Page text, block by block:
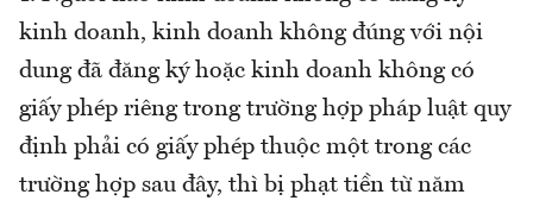
kinh doanh, kinh doanh không đúng với nội
dung đã đăng ký hoặc kinh doanh không có
giấy phép riêng trong trường hợp pháp luật quy
định phải có giấy phép thuộc một trong các
trường hợp sau đây, thì bị phạt tiền từ năm